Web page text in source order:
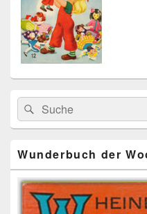
Primärer
Seitenleisten
Widget-
Bereich
Search
for:
Suche
Wunderbuch der